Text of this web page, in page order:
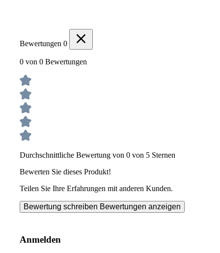
Bewertungen 0
0 von 0 Bewertungen
Durchschnittliche Bewertung von 0 von 5 Sternen
Bewerten Sie dieses Produkt!
Teilen Sie Ihre Erfahrungen mit anderen Kunden.
Bewertung schreiben Bewertungen anzeigen
Anmelden